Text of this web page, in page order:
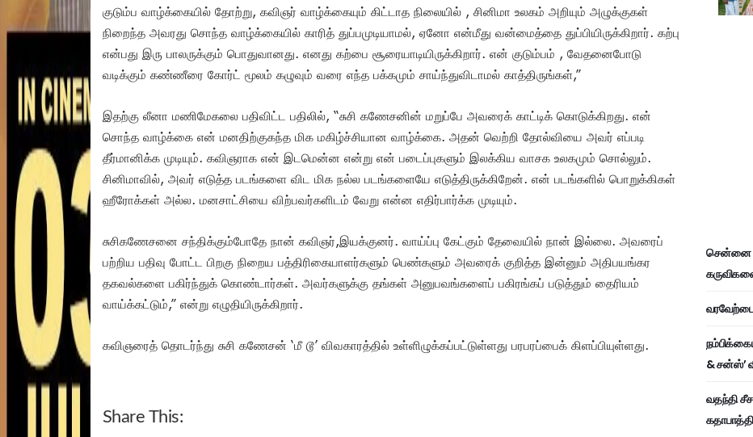
குடும்ப வாழ்க்கையில் தோற்று, கவிஞர் வாழ்க்கையும் கிட்டாத நிலையில் , சினிமா உலகம் அறியும் அழுக்குகள்
நிறைந்த அவரது சொந்த வாழ்க்கையில் காரித் துப்பமுடியாமல், ஏனோ என்மீது வன்மைத்தை துப்பியிருக்கிறார். கற்பு
என்பது இரு பாலருக்கும் பொதுவானது. எனது கற்பை சூரையாடியிருக்கிறார். என் குடும்பம் , வேதனைபோடு
வடிக்கும் கண்ணீரை கோர்ட் மூலம் கழுவும் வரை எந்த பக்கமும் சாய்ந்துவிடாமல் காத்திருங்கள்,”
இதற்கு லீனா மணிமேகலை பதிவிட்ட பதிலில், “சுசி கணேசனின் மறுப்பே அவரைக் காட்டிக் கொடுக்கிறது. என்
சொந்த வாழ்க்கை என் மனதிற்குகந்த மிக மகிழ்ச்சியான வாழ்க்கை. அதன் வெற்றி தோல்வியை அவர் எப்படி
தீர்மானிக்க முடியும். கவிஞராக என் இடமென்ன என்று என் படைப்புகளும் இலக்கிய வாசக உலகமும் சொல்லும்.
சினிமாவில், அவர் எடுத்த படங்களை விட மிக நல்ல படங்களையே எடுத்திருக்கிறேன். என் படங்களில் பொறுக்கிகள்
ஹீரோக்கள் அல்ல. மனசாட்சியை விற்பவர்களிடம் வேறு என்ன எதிர்பார்க்க முடியும்.
சுசிகணேசனை சந்திக்கும்போதே நான் கவிஞர்,இயக்குனர். வாய்ப்பு கேட்கும் தேவையில் நான் இல்லை. அவரைப்
பற்றிய பதிவு போட்ட பிறகு நிறைய பத்திரிகையாளர்களும் பெண்களும் அவரைக் குறித்த இன்னும் அதிபயங்கர
தகவல்களை பகிர்ந்துக் கொண்டார்கள். அவர்களுக்கு தங்கள் அனுபவங்களைப் பகிரங்கப் படுத்தும் தைரியம்
வாய்க்கட்டும்,” என்று எழுதியிருக்கிறார்.
கவிஞரைத் தொடர்ந்து சுசி கணேசன் ‘மீ டூ’ விவகாரத்தில் உள்ளிழுக்கப்பட்டுள்ளது பரபரப்பைக் கிளப்பியுள்ளது.
Share This:
சென்னை
& சன்ஸ்’
வதந்தி